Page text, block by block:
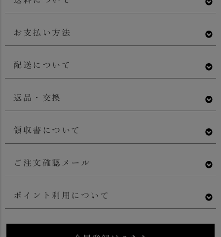
お支払い方法
配送について
返品・交換
領収書について
ご注文確認メール
ポイント利用について